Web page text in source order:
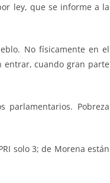
ley, que se informe a la
No físicamente en el
entrar, cuando gran parte
parlamentarios. Pobreza
solo 3; de Morena están